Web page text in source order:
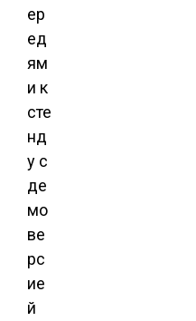
ер
ед
ям
и к
сте
нд
у с
де
мо
ве
рс
ие
й